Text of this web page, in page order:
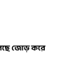
জোড় করে